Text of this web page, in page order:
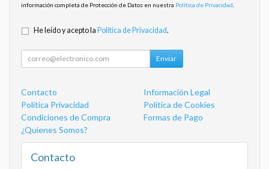
información completa de Protección de Datos en nuestra Política de Privacidad
He leído y acepto la Política de Privacidad.
Enviar
Contacto
Información Legal
Política Privacidad
Política de Cookies
Condiciones de Compra
Formas de Pago
¿Quienes Somos?
Contacto